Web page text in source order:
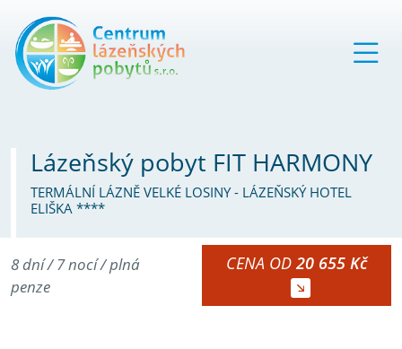
Lázeňský pobyt FIT HARMONY
TERMÁLNÍ LÁZNĚ VELKÉ LOSINY - LÁZEŇSKÝ HOTEL
ELIŠKA ****
8 dní / 7 nocí / plná
penze
CENA OD20 655 Kč